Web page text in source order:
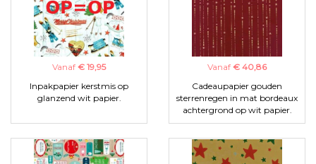
Vanaf € 19,95
Inpakpapier kerstmis op
glanzend wit papier.
Vanaf € 40,86
Cadeaupapier gouden
sterrenregen in mat bordeaux
achtergrond op wit papier.